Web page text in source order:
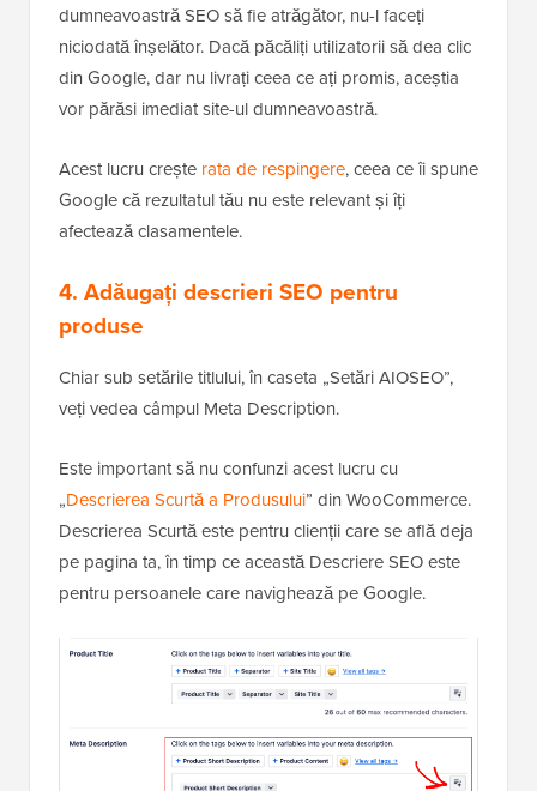
dumneavoastră SEO să fie atrăgător, nu-l faceți
niciodată înșelător. Dacă păcăliți utilizatorii să dea clic
din Google, dar nu livrați ceea ce ați promis, aceștia
vor părăsi imediat site-ul dumneavoastră.
Acest lucru crește rata de respingere, ceea ce îi spune
Google că rezultatul tău nu este relevant și îți
afectează clasamentele.
4. Adăugați descrieri SEO pentru
produse
Chiar sub setările titlului, în caseta „Setări AIOSEO”,
veți vedea câmpul Meta Description.
Este important să nu confunzi acest lucru cu
„Descrierea Scurtă a Produsului” din WooCommerce.
Descrierea Scurtă este pentru clienții care se află deja
pe pagina ta, în timp ce această Descriere SEO este
pentru persoanele care navighează pe Google.